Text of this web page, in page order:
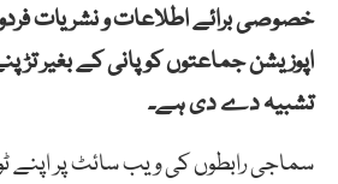
خصوصی برائے اطلاعات و نشریات
اپوزیشن جماعتوں کو پانی کے بغیر
تشبیہ دے دی ہے۔
سماجی رابطوں کی ویب سائٹ پر اپنے